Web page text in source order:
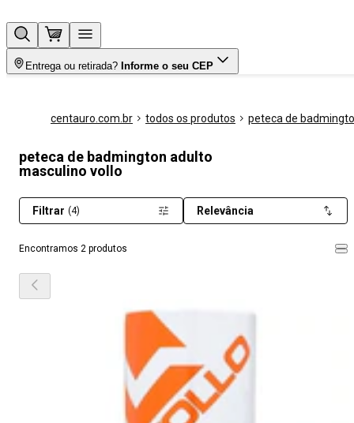
Entrega ou retirada? Informe o seu CEP
centauro.com.br todos os produtos peteca de
peteca de badmington adulto
masculino vollo
Encontramos 2 produtos
Filtrar (4) Relevância